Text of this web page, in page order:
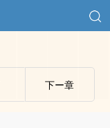
下ー章